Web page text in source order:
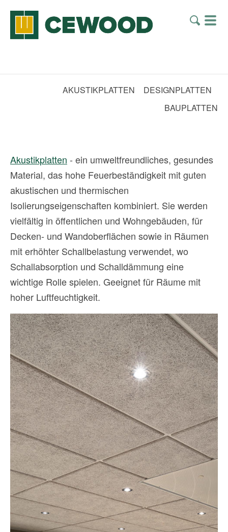
AKUSTIKPLATTEN
DESIGNPLATTEN
BAUPLATTEN
Akustikplatten - ein umweltfreundliches, gesundes
Material, das hohe Feuerbeständigkeit mit guten
akustischen und thermischen
Isolierungseigenschaften kombiniert. Sie werden
vielfältig in öffentlichen und Wohngebäuden, für
Decken- und Wandoberflächen sowie in Räumen
mit erhöhter Schallbelastung verwendet, wo
Schallabsorption und Schalldämmung eine
wichtige Rolle spielen. Geeignet für Räume mit
hoher Luftfeuchtigkeit.